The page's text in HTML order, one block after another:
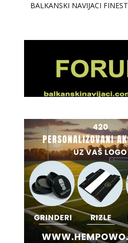
BALKANSKI NAVIJACI FINEST